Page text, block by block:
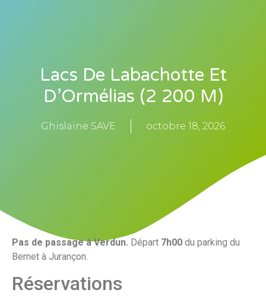
Lacs De Labachotte Et
D’Ormélias (2 200 M)
Ghislaine SAVE octobre 18, 2026
Pas de passage à Verdun. Départ 7h00 du parking du
Bernet à Jurançon.
Réservations